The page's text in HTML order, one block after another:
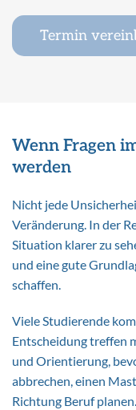
Termin
Wenn Fragen
werden
Nicht jede
Veränderung. In der
Situation klarer zu
und eine gute
schaffen.
Viele Studierende
Entscheidung treffen
und Orientierung,
abbrechen, einen
Richtung Beruf planen.